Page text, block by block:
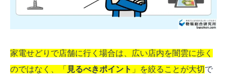
家電せどりで店舗に行く場合は、広い店内を闇雲に歩く
のではなく、「 見るべきポイント 」を絞ることが大切で